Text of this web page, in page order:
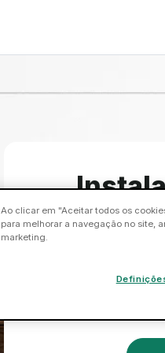
A instalação de
um tasker. Vão
Ao clicar em "Aceitar todos os
para melhorar a navegação no site,
marketing.